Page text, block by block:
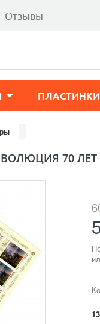
Отзывы
ПЛАСТИНКИ
70 ЛЕТ
13